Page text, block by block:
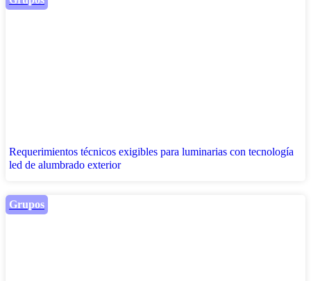
Requerimientos técnicos exigibles para luminarias con tecnología
led de alumbrado exterior
Grupos